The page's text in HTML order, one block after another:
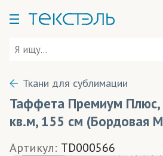
Ткани для сублимации
Таффета Премиум Плюс,
кв.м, 155 см (Бордовая
Артикул: TD000566